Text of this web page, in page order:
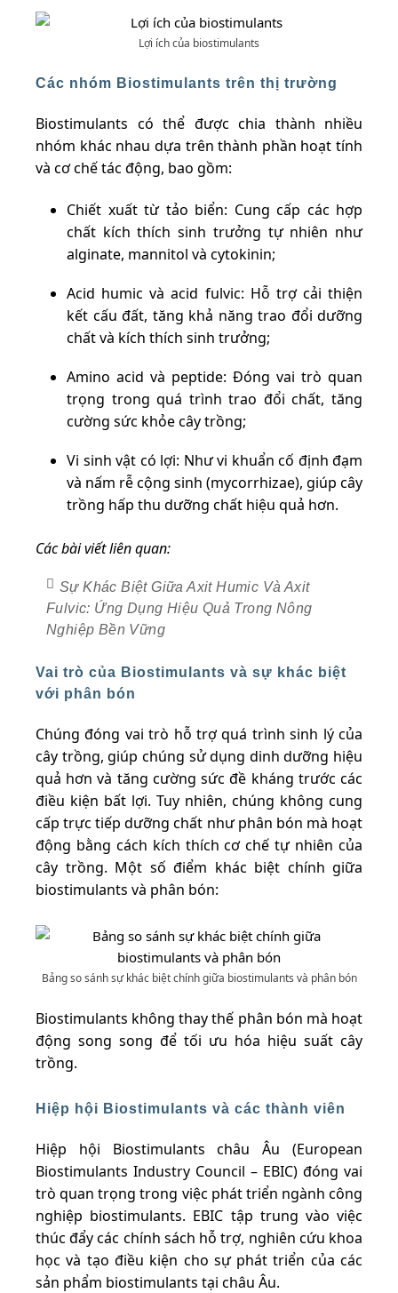
Lợi ích của biostimulants​
Các nhóm Biostimulants trên thị trường
Biostimulants có thể được chia thành nhiều
nhóm khác nhau dựa trên thành phần hoạt tính
và cơ chế tác động, bao gồm:
Chiết xuất từ tảo biển: Cung cấp các hợp
chất kích thích sinh trưởng tự nhiên như
alginate, mannitol và cytokinin;
Acid humic và acid fulvic: Hỗ trợ cải thiện
kết cấu đất, tăng khả năng trao đổi dưỡng
chất và kích thích sinh trưởng;
Amino acid và peptide: Đóng vai trò quan
trọng trong quá trình trao đổi chất, tăng
cường sức khỏe cây trồng;
Vi sinh vật có lợi: Như vi khuẩn cố định đạm
và nấm rễ cộng sinh (mycorrhizae), giúp cây
trồng hấp thu dưỡng chất hiệu quả hơn.
Các bài viết liên quan:
Sự Khác Biệt Giữa Axit Humic Và Axit
Fulvic: Ứng Dụng Hiệu Quả Trong Nông
Nghiệp Bền Vững
Vai trò của Biostimulants và sự khác biệt
với phân bón
Chúng đóng vai trò hỗ trợ quá trình sinh lý của
cây trồng, giúp chúng sử dụng dinh dưỡng hiệu
quả hơn và tăng cường sức đề kháng trước các
điều kiện bất lợi. Tuy nhiên, chúng không cung
cấp trực tiếp dưỡng chất như phân bón mà hoạt
động bằng cách kích thích cơ chế tự nhiên của
cây trồng. Một số điểm khác biệt chính giữa
biostimulants và phân bón:
Bảng so sánh sự khác biệt chính giữa biostimulants và phân bón
Biostimulants không thay thế phân bón mà hoạt
động song song để tối ưu hóa hiệu suất cây
trồng.
Hiệp hội Biostimulants và các thành viên
Hiệp hội Biostimulants châu Âu (European
Biostimulants Industry Council – EBIC) đóng vai
trò quan trọng trong việc phát triển ngành công
nghiệp biostimulants. EBIC tập trung vào việc
thúc đẩy các chính sách hỗ trợ, nghiên cứu khoa
học và tạo điều kiện cho sự phát triển của các
sản phẩm biostimulants tại châu Âu.